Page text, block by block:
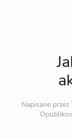
Napisane przez